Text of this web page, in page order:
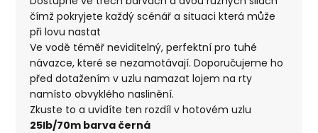
čímž pokryjete každý scénář a situaci která může
při lovu nastat
Ve vodě téměř neviditelný, perfektní pro tuhé
návazce, které se nezamotávají. Doporučujeme ho
před dotažením v uzlu namazat lojem na rty
namísto obvyklého naslinění.
Zkuste to a uvidíte ten rozdíl v hotovém uzlu
25lb/70m barva černá